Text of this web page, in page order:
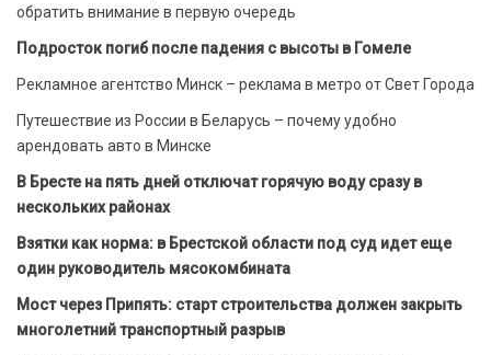
обратить внимание в первую очередь
Подросток погиб после падения с высоты в Гомеле
Рекламное агентство Минск – реклама в метро от Свет Города
Путешествие из России в Беларусь – почему удобно
арендовать авто в Минске
В Бресте на пять дней отключат горячую воду сразу в
нескольких районах
Взятки как норма: в Брестской области под суд идет еще
один руководитель мясокомбината
Мост через Припять: старт строительства должен закрыть
многолетний транспортный разрыв